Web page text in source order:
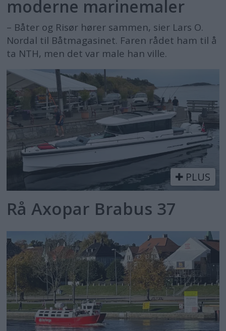
moderne marinemaler
– Båter og Risør hører sammen, sier Lars O.
Nordal til Båtmagasinet. Faren rådet ham til å
ta NTH, men det var male han ville.
PLUS
Rå Axopar Brabus 37